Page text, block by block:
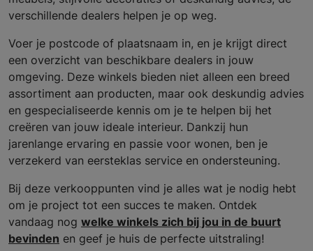
verschillende dealers helpen je op weg.
Voer je postcode of plaatsnaam in, en je krijgt direct
een overzicht van beschikbare dealers in jouw
omgeving. Deze winkels bieden niet alleen een breed
assortiment aan producten, maar ook deskundig advies
en gespecialiseerde kennis om je te helpen bij het
creëren van jouw ideale interieur. Dankzij hun
jarenlange ervaring en passie voor wonen, ben je
verzekerd van eersteklas service en ondersteuning.
Bij deze verkooppunten vind je alles wat je nodig hebt
om je project tot een succes te maken. Ontdek
vandaag nog welke winkels zich bij jou in de buurt
bevinden en geef je huis de perfecte uitstraling!